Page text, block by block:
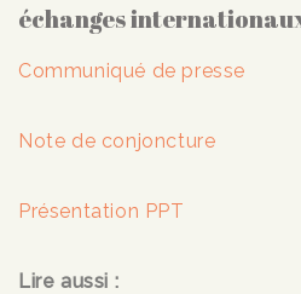
échanges
Communiqué de presse
Note de conjoncture
Présentation PPT
Lire aussi :